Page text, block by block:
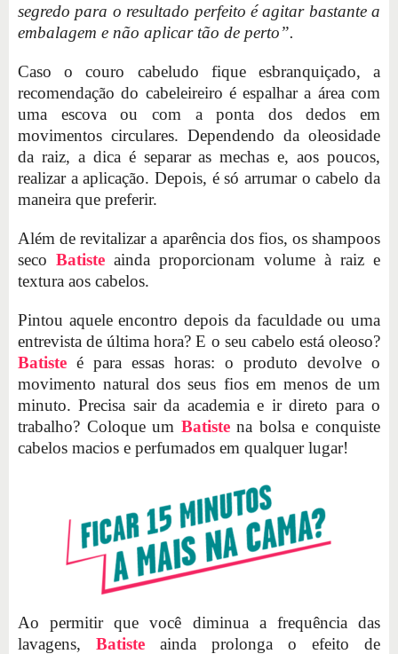
segredo para o resultado perfeito é agitar bastante a
embalagem e não aplicar tão de perto”.
Caso o couro cabeludo fique esbranquiçado, a
recomendação do cabeleireiro é espalhar a área com
uma escova ou com a ponta dos dedos em
movimentos circulares. Dependendo da oleosidade
da raiz, a dica é separar as mechas e, aos poucos,
realizar a aplicação. Depois, é só arrumar o cabelo da
maneira que preferir.
Além de revitalizar a aparência dos fios, os shampoos
seco Batiste ainda proporcionam volume à raiz e
textura aos cabelos.
Pintou aquele encontro depois da faculdade ou uma
entrevista de última hora? E o seu cabelo está oleoso?
Batiste é para essas horas: o produto devolve o
movimento natural dos seus fios em menos de um
minuto. Precisa sair da academia e ir direto para o
trabalho? Coloque um Batistena bolsa e conquiste
cabelos macios e perfumados em qualquer lugar!
Ao permitir que você diminua a frequência das
lavagens, Batiste ainda prolonga o efeito de